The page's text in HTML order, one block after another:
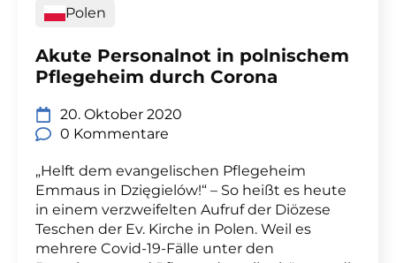
Polen
Akute Personalnot in polnischem
Pflegeheim durch Corona
20. Oktober 2020
0 Kommentare
„Helft dem evangelischen Pflegeheim
Emmaus in Dzięgielów!“ – So heißt es heute
in einem verzweifelten Aufruf der Diözese
Teschen der Ev. Kirche in Polen. Weil es
mehrere Covid-19-Fälle unter den